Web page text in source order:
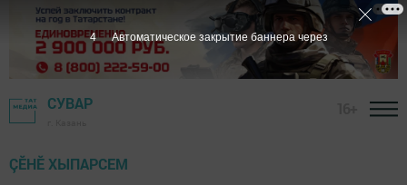
СУВАР
ÇӖНӖ ХЫПАРСЕМ
2 Автоматическое закрытие баннера через